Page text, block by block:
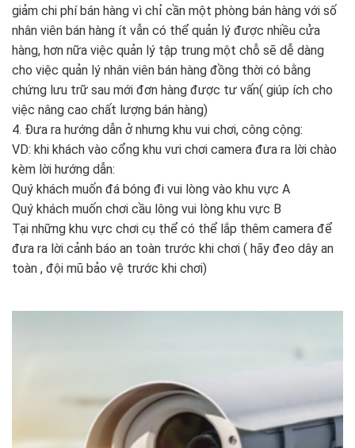
giảm chi phí bán hàng vì chỉ cần một phòng bán hàng với số
nhân viên bán hàng ít vẫn có thể quản lý được nhiều cửa
hàng, hơn nữa việc quản lý tập trung một chỗ sẽ dễ dàng
cho việc quản lý nhân viên bán hàng đồng thời có bằng
chứng lưu trữ sau mới đơn hàng được tư vấn( giúp ích cho
việc nâng cao chất lượng bán hàng)
4. Đưa ra hướng dẫn ở nhưng khu vui chơi, công cộng:
VD: khi khách vào cổng khu vưi chơi camera đưa ra lời chào
kèm lời hướng dẫn:
Quý khách muốn đá bóng đi vui lòng vào khu vực A
Quý khách muốn chơi cầu lông vui lòng khu vực B
Tại những khu vực chơi cụ thể có thể lắp thêm camera để
đưa ra lời cảnh báo an toàn trước khi chơi ( hãy đeo dây an
toàn , đội mũ bảo vệ trước khi chơi)